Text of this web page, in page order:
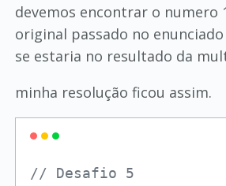
devemos encontrar o numero
original passado no
se estaria no resultado da
minha resolução ficou assim.
// Desafio 5